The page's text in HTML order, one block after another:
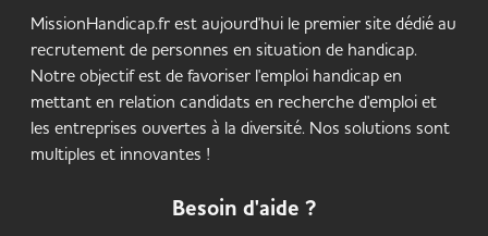
MissionHandicap.fr est aujourd'hui le premier site dédié au
recrutement de personnes en situation de handicap.
Notre objectif est de favoriser l'emploi handicap en
mettant en relation candidats en recherche d'emploi et
les entreprises ouvertes à la diversité. Nos solutions sont
multiples et innovantes !
Besoin d'aide ?